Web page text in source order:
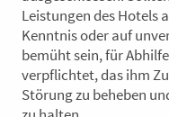
Leistungen des Hotels
Kenntnis oder auf
bemüht sein, für
verpflichtet, das ihm
Störung zu beheben